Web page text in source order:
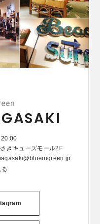
きキューズモール2F